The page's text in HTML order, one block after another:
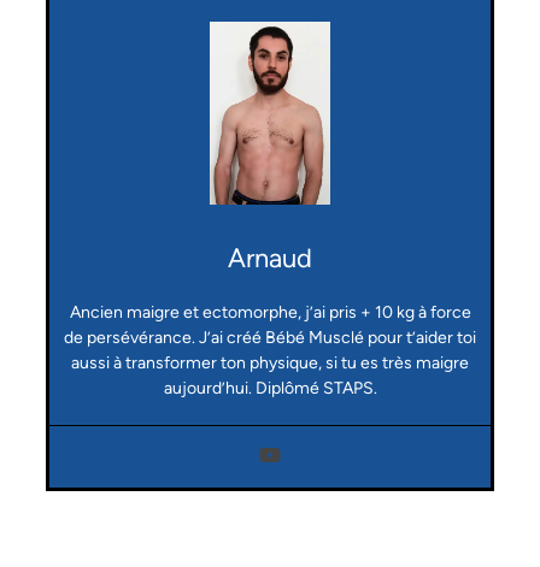
Arnaud
Ancien maigre et ectomorphe, j’ai pris + 10 kg à force
de persévérance. J’ai créé Bébé Musclé pour t’aider toi
aussi à transformer ton physique, si tu es très maigre
aujourd’hui. Diplômé STAPS.